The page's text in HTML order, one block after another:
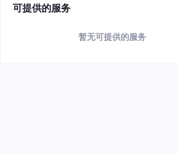
可提供的服务
暂无可提供的服务